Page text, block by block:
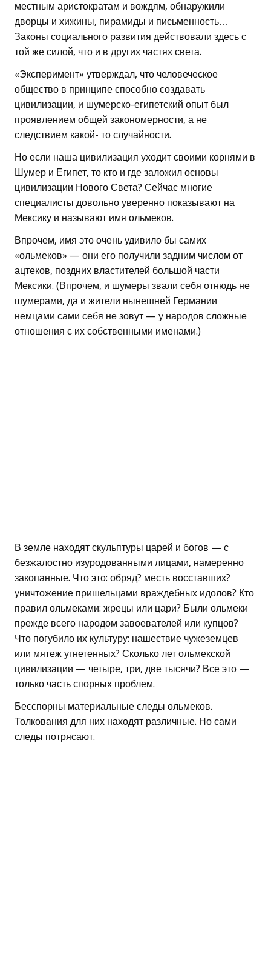
местным аристократам и вождям, обнаружили
дворцы и хижины, пирамиды и письменность…
Законы социального развития действовали здесь с
той же силой, что и в других частях света.
«Эксперимент» утверждал, что человеческое
общество в принципе способно создавать
цивилизации, и шумерско-египетский опыт был
проявлением общей закономерности, а не
следствием какой- то случайности.
Но если наша цивилизация уходит своими корнями в
Шумер и Египет, то кто и где заложил основы
цивилизации Нового Света? Сейчас многие
специалисты довольно уверенно показывают на
Мексику и называют имя ольмеков.
Впрочем, имя это очень удивило бы самих
«ольмеков» — они его получили задним числом от
ацтеков, поздних властителей большой части
Мексики. (Впрочем, и шумеры звали себя отнюдь не
шумерами, да и жители нынешней Германии
немцами сами себя не зовут — у народов сложные
отношения с их собственными именами.)
В земле находят скульптуры царей и богов — с
безжалостно изуродованными лицами, намеренно
закопанные. Что это: обряд? месть восставших?
уничтожение пришельцами враждебных идолов? Кто
правил ольмеками: жрецы или цари? Были ольмеки
прежде всего народом завоевателей или купцов?
Что погубило их культуру: нашествие чужеземцев
или мятеж угнетенных? Сколько лет ольмекской
цивилизации — четыре, три, две тысячи? Все это —
только часть спорных проблем.
Бесспорны материальные следы ольмеков.
Толкования для них находят различные. Но сами
следы потрясают.